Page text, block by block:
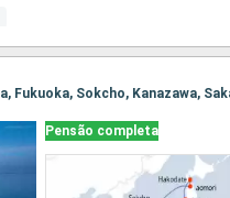
Pensão completa